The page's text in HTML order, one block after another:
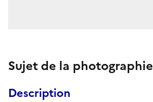
Sujet de la photographie
Description